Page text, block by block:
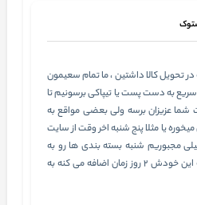
تحویل کالا داشتین ، ما تمام سعیمون
به دست پست یا تیپاکی برسونیم تا
عزیزان برسه ولی بعضی مواقع به
یا مثلا پنج شنبه اخر وقت از سایت
مجبوریم شنبه بسته بندی ها رو به
پست یا تیپاکی ارسال کنیم که این خودش 2 روز زمان اضافه می کنه به